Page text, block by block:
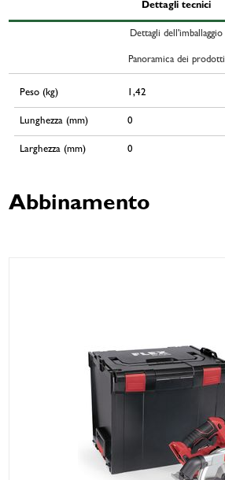
Dettagli tecnici
Dettagli dell'imballaggio
Panoramica dei prodotti
Peso (kg) 1,42
Lunghezza (mm) 0
Larghezza (mm) 0
Abbinamento